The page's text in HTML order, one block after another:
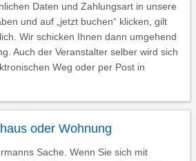
Daten und Zahlungsart in unsere
und auf „jetzt buchen“ klicken, gilt
Wir schicken Ihnen dann umgehend
Auch der Veranstalter selber wird sich
Weg oder per Post in
oder Wohnung
Sache. Wenn Sie sich mit